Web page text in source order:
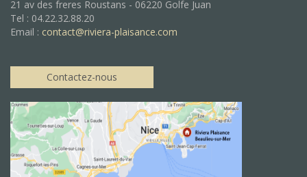
21 av des freres Roustans - 06220 Golfe Juan
Tel : 04.22.32.88.20
Email : contact@riviera-plaisance.com
Contactez-nous